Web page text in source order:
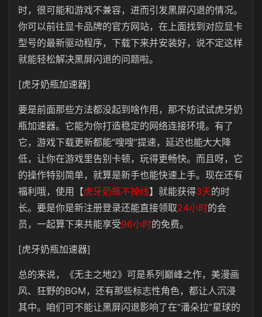
时，很可能和游戏不兼容，进而引发黑屏闪退的情况。
你可以前往显卡品牌的官方网站，在上面找到对应显卡
型号的最新驱动程序，下载下来并安装好，说不定这样
就能轻松解决黑屏闪退的问题啦。
[虎牙奶瓶加速器]
要是前面那些方法都没起到啥作用，那不妨试试虎牙奶
瓶加速器。它能为你打造稳定的网络连接环境。有了
它，游戏下载更新都能“嗖嗖”提速，延迟也能大大降
低，让你在游戏里告别卡顿，玩得更畅快。而且呀，它
的操作特别简单，就算是新手也能快速上手。现在还有
福利哦，使用【虎牙奶瓶不掉线】就能获得3天的时
长。要是你是新注册登录还能直接领取24小时的会
员，一起算下来共能享受96小时的免费。
[虎牙奶瓶加速器]
总的来说，《无主之地2》可是系列巅峰之作，美漫画
风、狂野的BGM，还有那些标志性角色，都让人沉浸
其中。咱们可不能让黑屏闪退影响了在“潘朵拉”星球的